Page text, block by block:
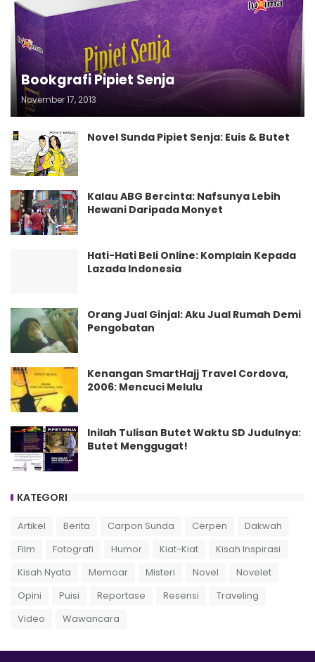
Bookgrafi Pipiet Senja
November 17, 2013
Novel Sunda Pipiet Senja: Euis & Butet
Kalau ABG Bercinta: Nafsunya Lebih
Hewani Daripada Monyet
Hati-Hati Beli Online: Komplain Kepada
Lazada Indonesia
Orang Jual Ginjal: Aku Jual Rumah Demi
Pengobatan
Kenangan SmartHajj Travel Cordova,
2006: Mencuci Melulu
Inilah Tulisan Butet Waktu SD Judulnya:
Butet Menggugat!
KATEGORI
Artikel Berita Carpon Sunda Cerpen
Dakwah
Film
Fotografi Humor Kiat-Kiat
Kisah Inspirasi
Kisah Nyata
Memoar Misteri Novel
Novelet
Opini
Puisi Reportase Resensi
Traveling
Video
Wawancara